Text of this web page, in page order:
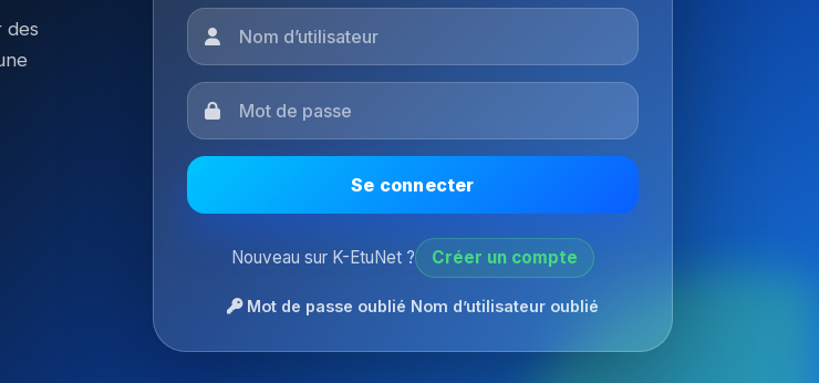
des
Se connecter
Nouveau sur K-EtuNet ? Créer un compte
Mot de passe oublié Nom d’utilisateur oublié